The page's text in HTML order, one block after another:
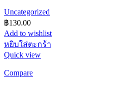
Uncategorized
฿130.00
Add to wishlist
หยิบใส่ตะกร้า
Quick view
Compare